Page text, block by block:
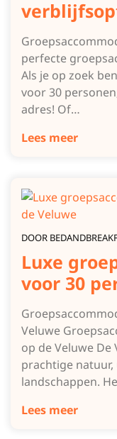
perfecte
Als je op zoek
voor 30
adres! Of…
Lees meer
DOOR
Luxe
voor 30
Veluwe
op de Veluwe
prachtige
landschappen.
Lees meer